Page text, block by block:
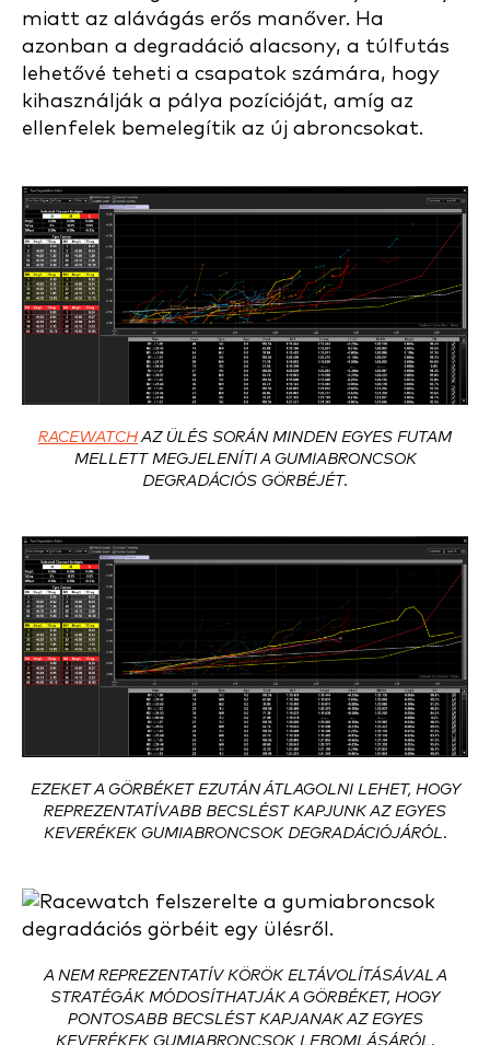
miatt az alávágás erős manőver. Ha
azonban a degradáció alacsony, a túlfutás
lehetővé teheti a csapatok számára, hogy
kihasználják a pálya pozícióját, amíg az
ellenfelek bemelegítik az új abroncsokat.
RACEWATCHAZ ÜLÉS SORÁN MINDEN EGYES FUTAM
MELLETT MEGJELENÍTI A GUMIABRONCSOK
DEGRADÁCIÓS GÖRBÉJÉT.
EZEKET A GÖRBÉKET EZUTÁN ÁTLAGOLNI LEHET, HOGY
REPREZENTATÍVABB BECSLÉST KAPJUNK AZ EGYES
KEVERÉKEK GUMIABRONCSOK DEGRADÁCIÓJÁRÓL.
A NEM REPREZENTATÍV KÖRÖK ELTÁVOLÍTÁSÁVAL A
STRATÉGÁK MÓDOSÍTHATJÁK A GÖRBÉKET, HOGY
PONTOSABB BECSLÉST KAPJANAK AZ EGYES
KEVERÉKEK GUMIABRONCSOK LEBOMLÁSÁRÓL.